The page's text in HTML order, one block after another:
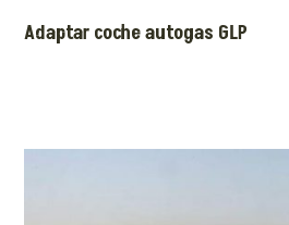
Adaptar coche autogas GLP